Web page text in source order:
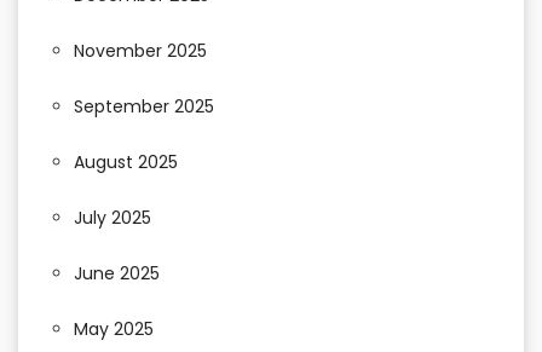
November 2025
September 2025
August 2025
July 2025
June 2025
May 2025